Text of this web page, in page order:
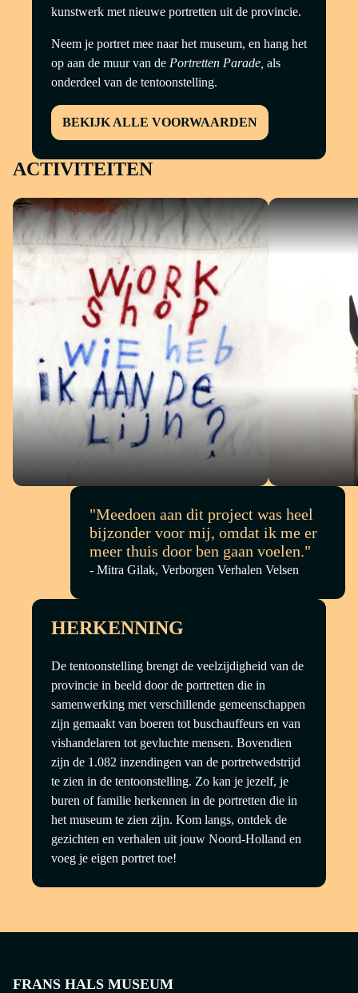
kunstwerk met nieuwe portretten uit de provincie.
Neem je portret mee naar het museum, en hang het
op aan de muur van de Portretten Parade, als
onderdeel van de tentoonstelling.
BEKIJK ALLE VOORWAARDEN
ACTIVITEITEN
WORKSHOP
WIE HEB IK AAN DE LIJN?
WORKSHOP MET BAS KOSTERS
Afgelopen
VOL |
"Meedoen aan dit project was heel
bijzonder voor mij, omdat ik me er
meer thuis door ben gaan voelen."
- Mitra Gilak, Verborgen Verhalen Velsen
HERKENNING
De tentoonstelling brengt de veelzijdigheid van de
provincie in beeld door de portretten die in
samenwerking met verschillende gemeenschappen
zijn gemaakt van boeren tot buschauffeurs en van
vishandelaren tot gevluchte mensen. Bovendien
zijn de 1.082 inzendingen van de portretwedstrijd
te zien in de tentoonstelling. Zo kan je jezelf, je
buren of familie herkennen in de portretten die in
het museum te zien zijn. Kom langs, ontdek de
gezichten en verhalen uit jouw Noord-Holland en
voeg je eigen portret toe!
FRANS HALS MUSEUM